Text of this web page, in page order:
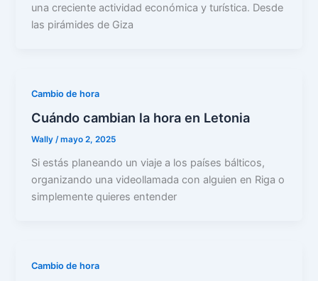
una creciente actividad económica y turística. Desde
las pirámides de Giza
Cambio de hora
Cuándo cambian la hora en Letonia
Wally/mayo 2, 2025
Si estás planeando un viaje a los países bálticos,
organizando una videollamada con alguien en Riga o
simplemente quieres entender
Cambio de hora